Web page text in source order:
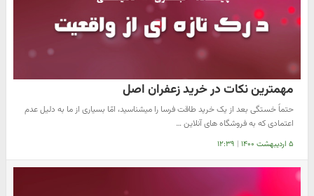
مهمترین نکات در خرید زعفران اصل
حتماً خستگی بعد از یک خرید طاقت فرسا را میشناسید، امّا بسیاری از ما به دلیل عدم
اعتمادی که به فروشگاه های آنلاین …
۵ اردیبهشت ۱۴۰۰ | ۱۲:۳۹